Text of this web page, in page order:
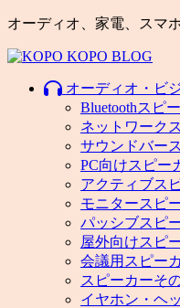
オーディオ、家電、スマ
オーディオ・ビ
Bluetoothスピ
ネットワーク
サウンドバー
PC向けスピー
アクティブス
モニタースピ
パッシブスピ
屋外向けスピ
会議用スピー
スピーカーそ
イヤホン・ヘ